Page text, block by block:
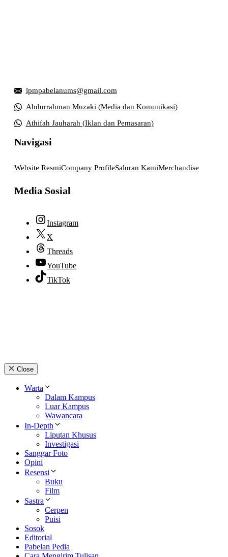
lpmpabelanums@gmail.com
Abdurrahman Muzaki (Media dan Komunikasi)
Athifah Jauharah (Iklan dan Pemasaran)
Navigasi
Website ResmiCompany ProfileSaluran KamiMerchandise
Media Sosial
Instagram
X
Threads
YouTube
TikTok
Close
Warta
Dalam Kampus
Luar Kampus
Wawancara
In-Depth
Liputan Khusus
Investigasi
Sanggar Foto
Opini
Resensi
Buku
Film
Sastra
Cerpen
Puisi
Sosok
Editorial
Pabelan Pedia